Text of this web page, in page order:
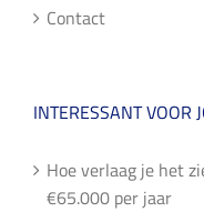
Contact
INTERESSANT VOOR
Hoe verlaag je het
€65.000 per jaar